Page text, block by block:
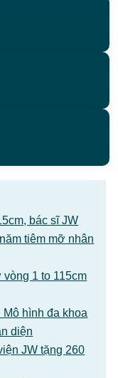
bác sĩ JW
tiêm mỡ nhân
1 to 115cm
hình đa khoa
diện
JW tặng 260